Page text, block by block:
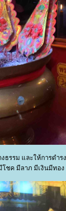
ธรรม และให้การดำร
ชค มีลาภ มีเงินมีทอง